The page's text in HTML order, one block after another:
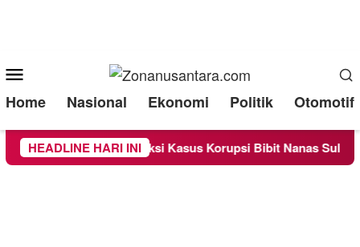
Menu
Home Nasional Ekonomi Politik Otomotif
HEADLINE HARI INI
Sebagai Saksi Kasus Korupsi Bibit Nanas Sulsel Rp 52,4